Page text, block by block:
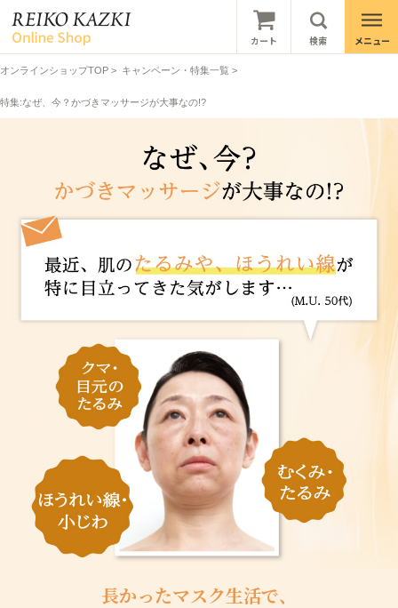
オンラインショップTOP > キャンペーン・特集一覧>
特集:なぜ、今？かづきマッサージが大事なの!?
長かったマスク生活で、